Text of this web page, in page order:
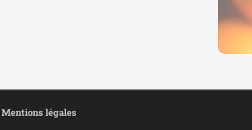
Mentions légales